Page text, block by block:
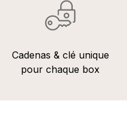
Cadenas & clé unique
pour chaque box